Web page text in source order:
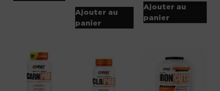
Ajouter au
panier
Ajouter au
panier